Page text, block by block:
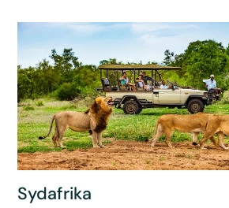
Sydafrika